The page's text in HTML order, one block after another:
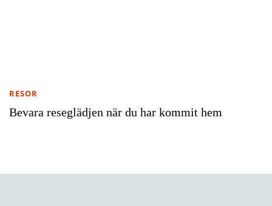
Bevara reseglädjen när du har kommit hem
RESOR